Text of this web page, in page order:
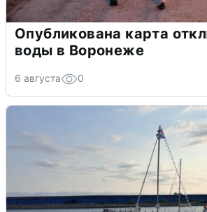
Опубликована карта
воды в Воронеже
6 августа 0